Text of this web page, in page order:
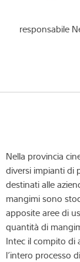
responsabile
Nella provincia
diversi impianti di
destinati alle
mangimi sono
apposite aree di
quantità di
Intec il compito di
l’intero processo